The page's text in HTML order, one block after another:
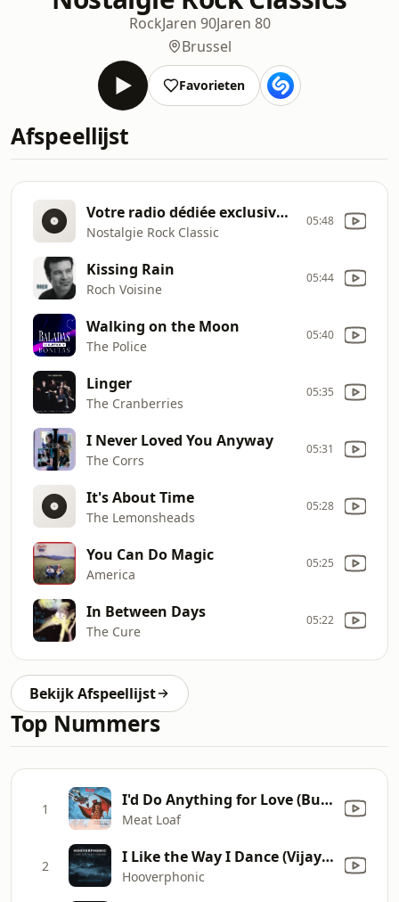
RockJaren 90Jaren 80
Brussel
Favorieten
Afspeellijst
Votre radio dédiée exclusivement au Rock !
Nostalgie Rock Classic
05:48
Kissing Rain
Roch Voisine
05:44
Walking on the Moon
The Police
05:40
Linger
The Cranberries
05:35
I Never Loved You Anyway
The Corrs
05:31
It's About Time
The Lemonsheads
05:28
You Can Do Magic
America
05:25
In Between Days
The Cure
05:22
Bekijk Afspeellijst
Top Nummers
1 I'd Do Anything for Love (But I Won't Do That) [Single Edit]
Meat Loaf
2 I Like the Way I Dance (Vijay & Sofia Remix)
Hooverphonic